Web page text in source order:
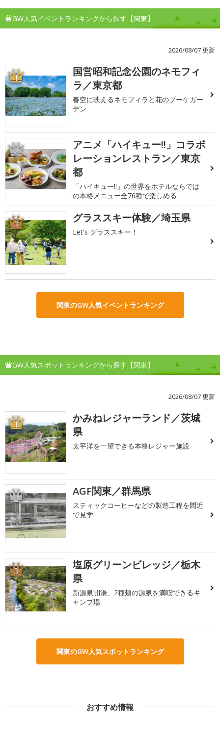
GW人気イベントランキングから探す【関東】
2026/08/07 更新
1
国営昭和記念公園のネモフィ
ラ／東京都
春空に映えるネモフィラと花のブーケガー
デン
2
アニメ「ハイキュー!!」コラボ
レーションレストラン／東京
都
「ハイキュー!!」の世界をホテルならでは
の本格メニュー全76種で楽しめる
3 グラススキー体験／埼玉県
Let's グラススキー！
関東のGW人気イベントランキング
GW人気スポットランキングから探す【関東】
2026/08/07 更新
1
かみねレジャーランド／茨城
県
太平洋を一望できる本格レジャー施設
2 AGF関東／群馬県
スティックコーヒーなどの製造工程を間近
で見学
3
塩原グリーンビレッジ／栃木
県
新源泉開湯、2種類の源泉を満喫できるキ
ャンプ場
関東のGW人気スポットランキング
おすすめ情報